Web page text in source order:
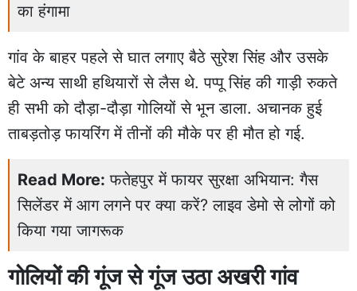
का हंगामा
गांव के बाहर पहले से घात लगाए बैठे सुरेश सिंह और उसके
बेटे अन्य साथी हथियारों से लैस थे. पप्पू सिंह की गाड़ी रुकते
ही सभी को दौड़ा-दौड़ा गोलियों से भून डाला. अचानक हुई
ताबड़तोड़ फायरिंग में तीनों की मौके पर ही मौत हो गई.
Read More: फतेहपुर में फायर सुरक्षा अभियान: गैस
सिलेंडर में आग लगने पर क्या करें? लाइव डेमो से लोगों को
किया गया जागरूक
गोलियों की गूंज से गूंज उठा अखरी गांव